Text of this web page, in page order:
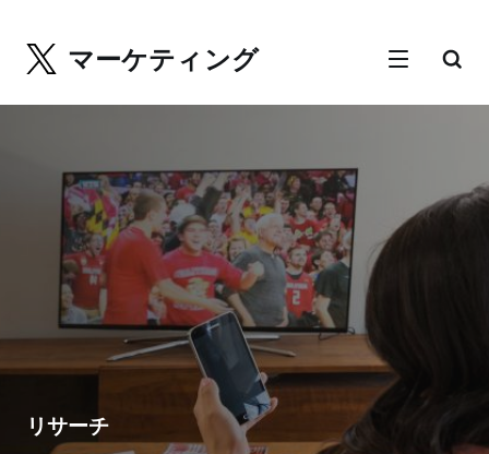
マーケティング
リサーチ